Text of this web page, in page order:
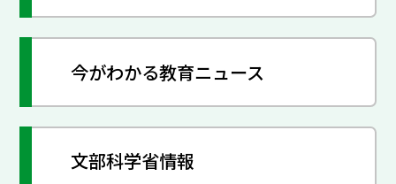
今がわかる教育ニュース
文部科学省情報